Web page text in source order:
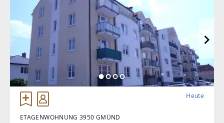
Heute
ETAGENWOHNUNG 3950 GMÜND